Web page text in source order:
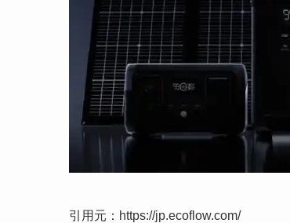
引用元：https://jp.ecoflow.com/